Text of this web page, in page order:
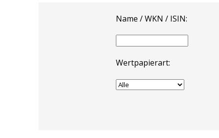
Name / WKN / ISIN:
Wertpapierart: